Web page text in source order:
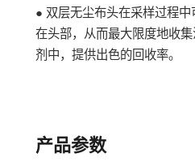
● 双层无尘布头在采样过程
在头部，从而最大限度地收
剂中，提供出色的回收率。
产品参数